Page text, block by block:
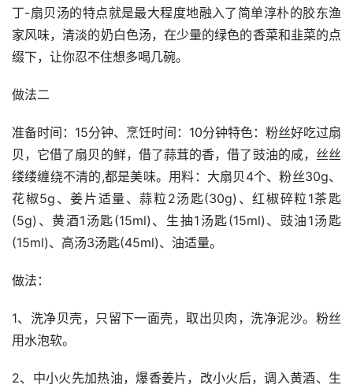
丁-扇贝汤的特点就是最大程度地融入了简单淳朴的胶东渔
家风味，清淡的奶白色汤，在少量的绿色的香菜和韭菜的点
缀下，让你忍不住想多喝几碗。
做法二
准备时间：15分钟、烹饪时间：10分钟特色：粉丝好吃过扇
贝，它借了扇贝的鲜，借了蒜茸的香，借了豉油的咸，丝丝
缕缕缠绕不清的,都是美味。用料：大扇贝4个、粉丝30g、
花椒5g、姜片适量、蒜粒2汤匙(30g)、红椒碎粒1茶匙
(5g)、黄酒1汤匙(15ml)、生抽1汤匙(15ml)、豉油1汤匙
(15ml)、高汤3汤匙(45ml)、油适量。
做法：
1、洗净贝壳，只留下一面壳，取出贝肉，洗净泥沙。粉丝
用水泡软。
2、中小火先加热油，爆香姜片，改小火后，调入黄酒、生